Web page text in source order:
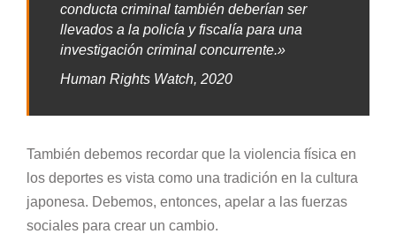
conducta criminal también deberían ser
llevados a la policía y fiscalía para una
investigación criminal concurrente.»
Human Rights Watch, 2020
También debemos recordar que la violencia física en
los deportes es vista como una tradición en la cultura
japonesa. Debemos, entonces, apelar a las fuerzas
sociales para crear un cambio.